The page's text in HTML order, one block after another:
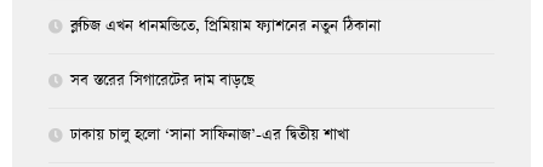
ব্লুচিজ এখন ধানমন্ডিতে, প্রিমিয়াম ফ্যাশনের নতুন ঠিকানা
সব স্তরের সিগারেটের দাম বাড়ছে
ঢাকায় চালু হলো ‘সানা সাফিনাজ’-এর দ্বিতীয় শাখা